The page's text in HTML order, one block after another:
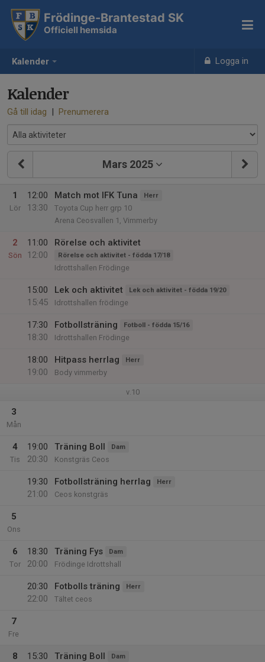
Kalender Logga in
Frödinge-Brantestad SK
Officiell hemsida
Kalender
Gå till idag | Prenumerera
Mars 2025
1
Lör
12:00
13:30
Match mot IFK Tuna Herr
Toyota Cup herr grp 10
Arena Ceosvallen 1, Vimmerby
2
Sön
11:00
12:00
Rörelse och aktivitet
Rörelse och aktivitet - födda 17/18
Idrottshallen Frödinge
15:00
15:45
Lek och aktivitet Lek och aktivitet - födda 19/20
Idrottshallen frödinge
17:30
18:30
Fotbollsträning Fotboll - födda 15/16
Idrottshallen Frödinge
18:00
19:00
Hitpass herrlag Herr
Body vimmerby
v.10
3
Mån
4
Tis
19:00
20:30
Träning Boll Dam
Konstgräs Ceos
19:30
21:00
Fotbollsträning herrlag Herr
Ceos konstgräs
5
Ons
6
Tor
18:30
20:00
Träning Fys Dam
Frödinge Idrottshall
20:30
22:00
Fotbolls träning Herr
Tältet ceos
7
Fre
8
15:30
Träning Boll Dam